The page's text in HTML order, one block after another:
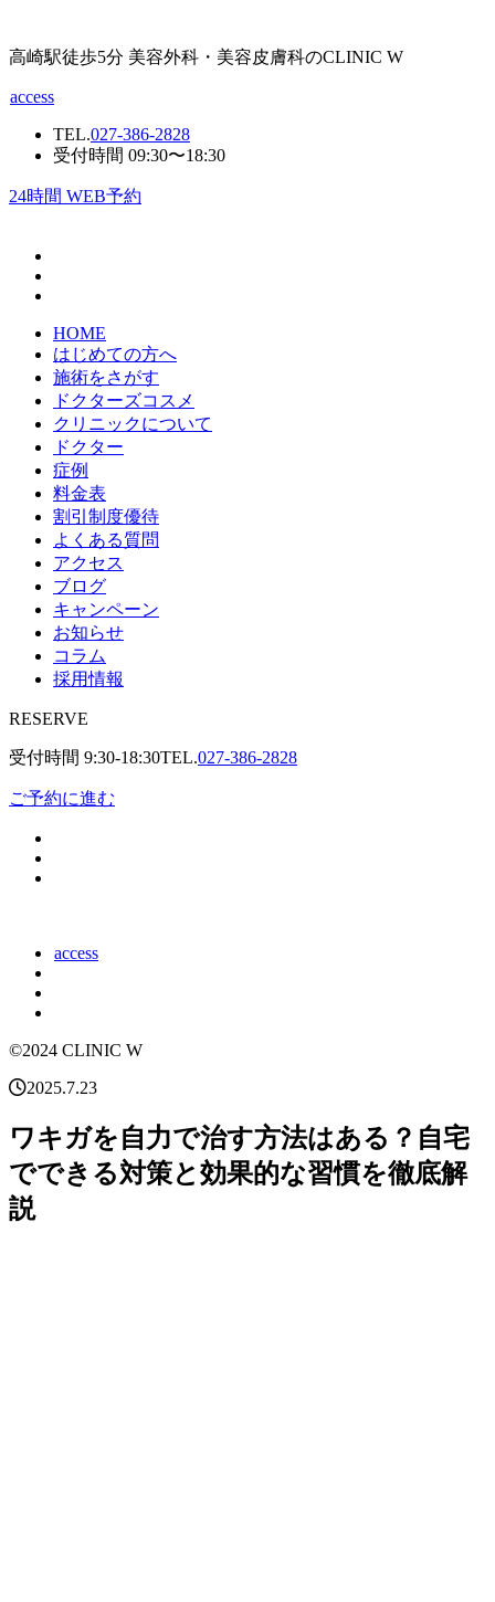
高崎駅徒歩5分 美容外科・美容皮膚科のCLINIC W
access
TEL.027-386-2828
受付時間 09:30〜18:30
24時間 WEB予約
HOME
はじめての方へ
施術をさがす
ドクターズコスメ
クリニックについて
ドクター
症例
料金表
割引制度優待
よくある質問
アクセス
ブログ
キャンペーン
お知らせ
コラム
採用情報
RESERVE
受付時間 9:30-18:30TEL.027-386-2828
ご予約に進む
access
©2024 CLINIC W
2025.7.23
ワキガを自力で治す方法はある？自宅
でできる対策と効果的な習慣を徹底解
説